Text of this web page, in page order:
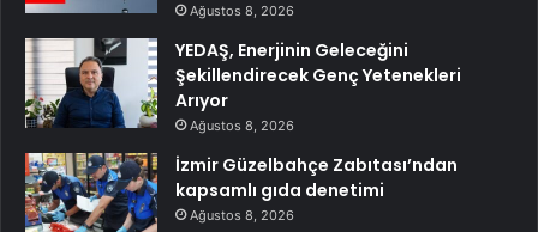
Ağustos 8, 2026
YEDAŞ, Enerjinin Geleceğini
Şekillendirecek Genç Yetenekleri
Arıyor
Ağustos 8, 2026
İzmir Güzelbahçe Zabıtası’ndan
kapsamlı gıda denetimi
Ağustos 8, 2026